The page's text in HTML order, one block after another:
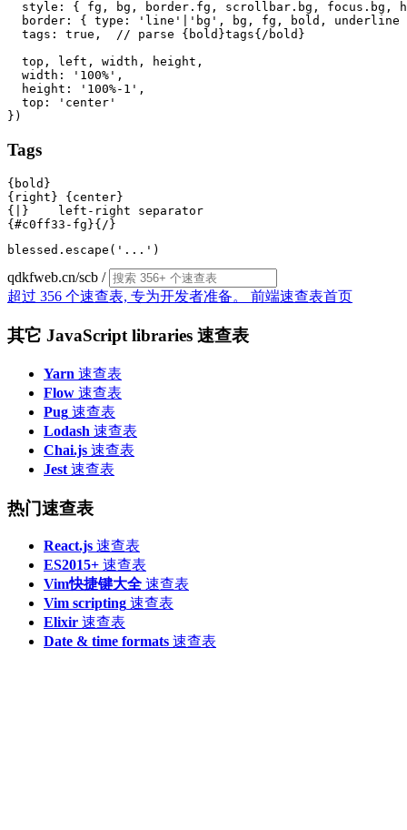
style: { fg, bg, border.fg, scrollbar.bg, focus.bg,
border: { type: 'line'|'bg', bg, fg, bold, underline
  tags: true,  // parse {bold}tags{/bold}
  top, left, width, height,
  width: '100%',
  height: '100%-1',
  top: 'center'
Tags
{bold}
{right} {center}
{|}    left-right separator
qdkfweb.cn/scb /
超过 356 个速查表, 专为开发者准备。 前端速查表首页
其它 JavaScript libraries 速查表
Yarn 速查表
Flow 速查表
Pug 速查表
Lodash 速查表
Chai.js 速查表
Jest 速查表
热门速查表
React.js 速查表
ES2015+ 速查表
Vim快捷键大全 速查表
Vim scripting 速查表
Elixir 速查表
Date & time formats 速查表